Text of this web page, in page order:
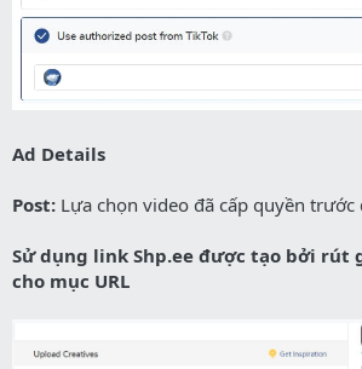
Ad Details
Post: Lựa chọn video đã cấp quyền trước
Sử dụng link Shp.ee được tạo bởi rút
cho mục URL